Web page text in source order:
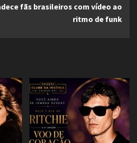
fãs brasileiros com vídeo ao
ritmo de funk